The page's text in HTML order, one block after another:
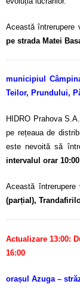
Această întrerupere
pe strada Matei
municipiul
Teilor, Prundului,
HIDRO Prahova
pe rețeaua de
este nevoită să
intervalul orar
Această
(parțial),
Actualizare 13:00:
16:00
orașul Azuga –